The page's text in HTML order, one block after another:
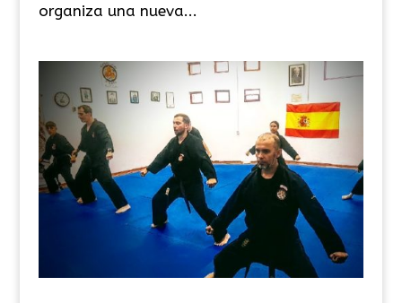
organiza una nueva...